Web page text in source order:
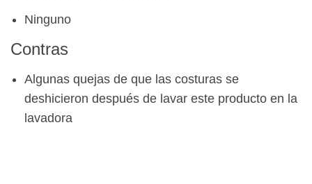
Ninguno
Contras
Algunas quejas de que las costuras se
deshicieron después de lavar este producto en la
lavadora